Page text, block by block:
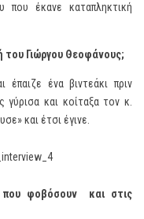
έκανε καταπληκτική
του Γιώργου Θεοφάνους;
ένα βιντεάκι πριν
και κοίταξα τον κ.
και έτσι έγινε.
που φοβόσουν και στις